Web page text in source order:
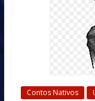
Contos Nativos